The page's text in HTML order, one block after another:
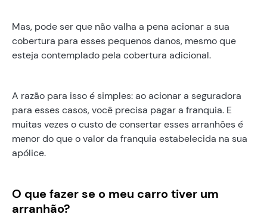
Mas, pode ser que não valha a pena acionar a sua
cobertura para esses pequenos danos, mesmo que
esteja contemplado pela cobertura adicional.
A razão para isso é simples: ao acionar a seguradora
para esses casos, você precisa pagar a franquia. E
muitas vezes o custo de consertar esses arranhões é
menor do que o valor da franquia estabelecida na sua
apólice.
O que fazer se o meu carro tiver um
arranhão?